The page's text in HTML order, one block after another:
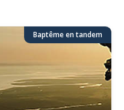
Baptême en tandem